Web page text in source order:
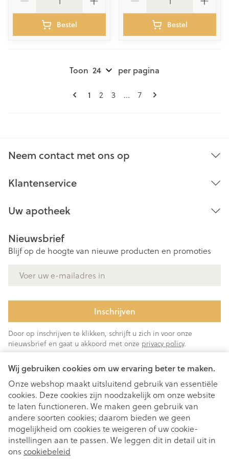
Wij gebruiken cookies om uw ervaring beter te maken.
Onze webshop maakt uitsluitend gebruik van essentiële
cookies. Deze cookies zijn noodzakelijk om onze website
te laten functioneren. We maken geen gebruik van
andere soorten cookies; daarom bieden we geen
mogelijkheid om cookies te weigeren of uw cookie-
instellingen aan te passen. We leggen dit in detail uit in
ons cookiebeleid
Bestel Bestel
Pagina's
U lees momenteel pagina
1 Pagina
2 Pagina
3 ... Pagina
7
Toon per pagina
Neem contact met ons op
Klantenservice
Uw apotheek
Nieuwsbrief
Blijf op de hoogte van nieuwe producten en promoties
Inschrijven
Door op inschrijven te klikken, schrijft u zich in voor onze
nieuwsbrief en gaat u akkoord met onze privacy policy.
Juridische links